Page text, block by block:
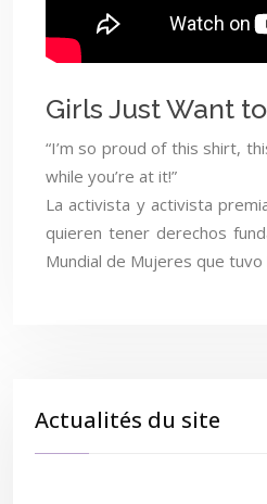
Girls Just Want
“I’m so proud of this shirt,
while you’re at it!”
La activista y activista
quieren tener derechos
Mundial de Mujeres que
Actualités du site